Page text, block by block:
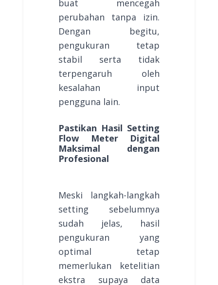
buat mencegah
perubahan tanpa izin.
Dengan begitu,
pengukuran tetap
stabil serta tidak
terpengaruh oleh
kesalahan input
pengguna lain.
Pastikan Hasil Setting
Flow Meter Digital
Maksimal dengan
Profesional
Meski langkah-langkah
setting sebelumnya
sudah jelas, hasil
pengukuran yang
optimal tetap
memerlukan ketelitian
ekstra supaya data